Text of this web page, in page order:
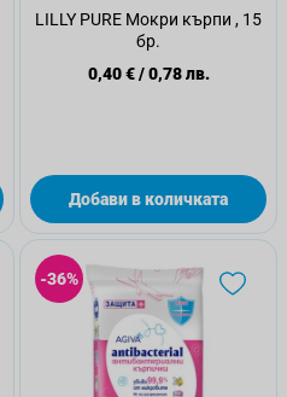
LILLY PURE Мокри кърпи , 15
бр.
0,40 €/0,78 лв.
Добави в количката
-36%